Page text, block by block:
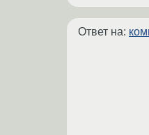
Ответ на: